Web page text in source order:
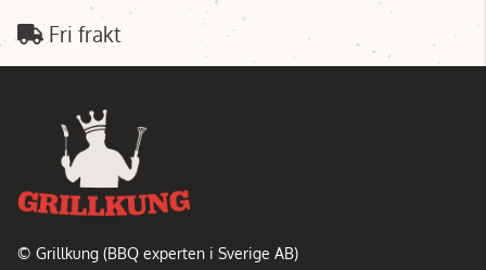
Fri frakt
© Grillkung (BBQ experten i Sverige AB)